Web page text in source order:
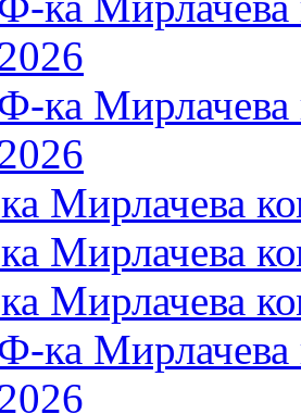
ка
Мирлачева
Мирлачева
Мирлачева
ка